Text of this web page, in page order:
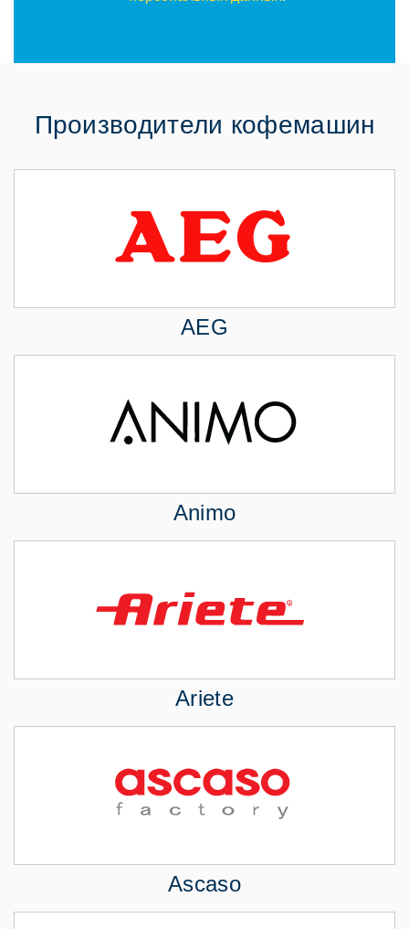
Производители кофемашин
AEG
Animo
Ariete
Ascaso